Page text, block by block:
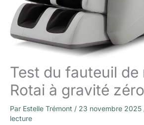
Test du fauteuil de
Rotai à gravité zéro
Par Estelle Trémont / 23 novembre 2025
lecture